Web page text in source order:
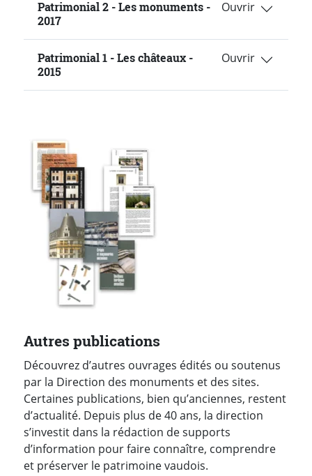
Patrimonial 2 - Les monuments -
2017
Patrimonial 1 - Les châteaux -
2015
Autres publications
Découvrez d’autres ouvrages édités ou soutenus
par la Direction des monuments et des sites.
Certaines publications, bien qu’anciennes, restent
d’actualité. Depuis plus de 40 ans, la direction
s’investit dans la rédaction de supports
d’information pour faire connaître, comprendre
et préserver le patrimoine vaudois.